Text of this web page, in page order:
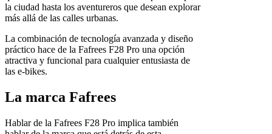
la ciudad hasta los aventureros que desean explorar
más allá de las calles urbanas.
La combinación de tecnología avanzada y diseño
práctico hace de la Fafrees F28 Pro una opción
atractiva y funcional para cualquier entusiasta de
las e-bikes.
La marca Fafrees
Hablar de la Fafrees F28 Pro implica también